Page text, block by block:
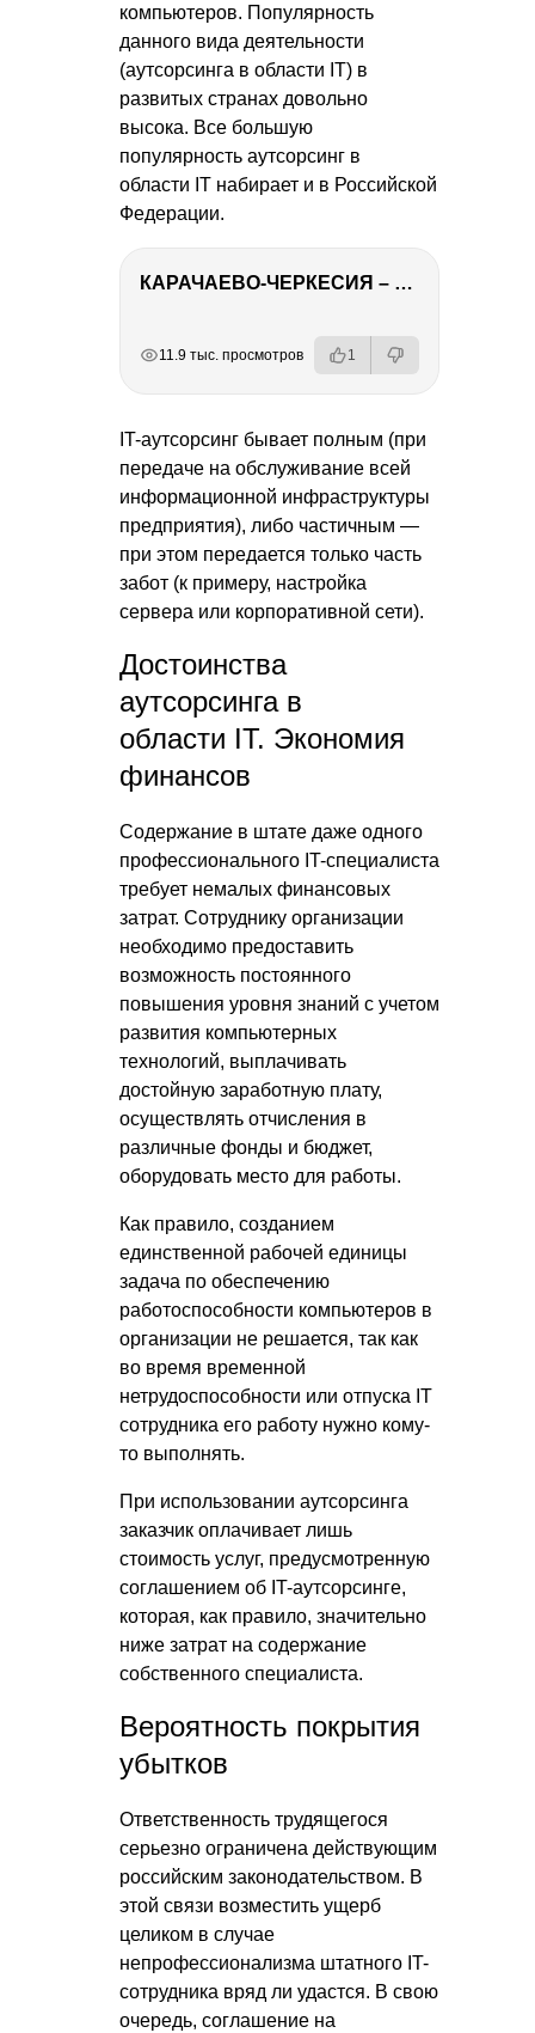
компьютеров. Популярность
данного вида деятельности
(аутсорсинга в области IT) в
развитых странах довольно
высока. Все большую
популярность аутсорсинг в
области IT набирает и в Российской
Федерации.
КАРАЧАЕВО-ЧЕРКЕСИЯ – ПУТЕШЕСТВИЕ НА КАВКАЗ часть 2
11.9 тыс. просмотров 1
IT-аутсорсинг бывает полным (при
передаче на обслуживание всей
информационной инфраструктуры
предприятия), либо частичным —
при этом передается только часть
забот (к примеру, настройка
сервера или корпоративной сети).
Достоинства
аутсорсинга в
области IT. Экономия
финансов
Содержание в штате даже одного
профессионального IT-специалиста
требует немалых финансовых
затрат. Сотруднику организации
необходимо предоставить
возможность постоянного
повышения уровня знаний с учетом
развития компьютерных
технологий, выплачивать
достойную заработную плату,
осуществлять отчисления в
различные фонды и бюджет,
оборудовать место для работы.
Как правило, созданием
единственной рабочей единицы
задача по обеспечению
работоспособности компьютеров в
организации не решается, так как
во время временной
нетрудоспособности или отпуска IT
сотрудника его работу нужно кому-
то выполнять.
При использовании аутсорсинга
заказчик оплачивает лишь
стоимость услуг, предусмотренную
соглашением об IT-аутсорсинге,
которая, как правило, значительно
ниже затрат на содержание
собственного специалиста.
Вероятность покрытия
убытков
Ответственность трудящегося
серьезно ограничена действующим
российским законодательством. В
этой связи возместить ущерб
целиком в случае
непрофессионализма штатного IT-
сотрудника вряд ли удастся. В свою
очередь, соглашение на